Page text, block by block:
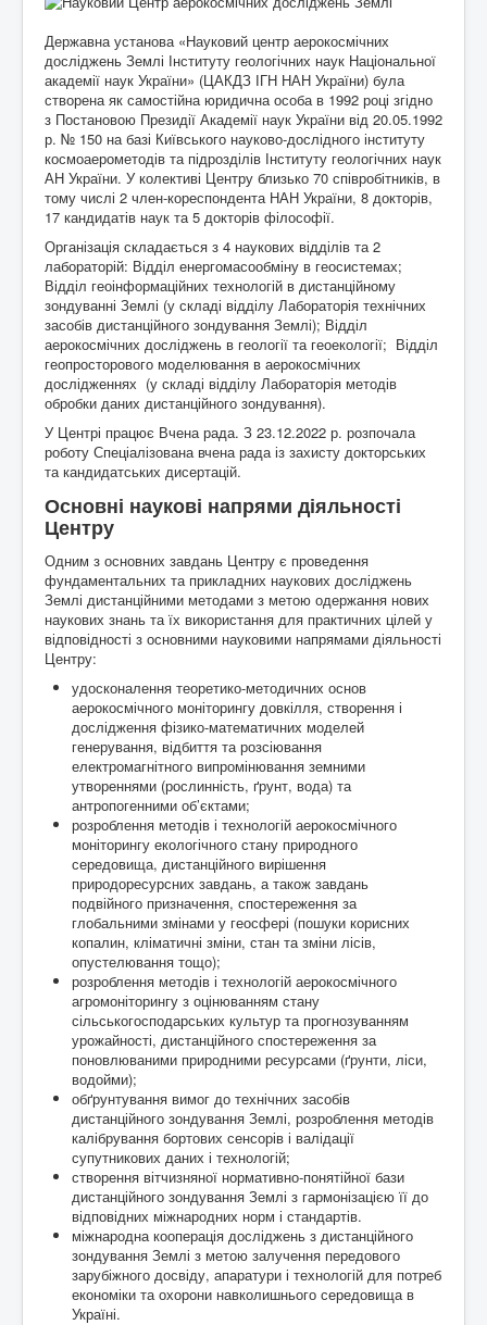
Державна установа «Науковий центр аерокосмічних
досліджень Землі Інституту геологічних наук Національної
академії наук України» (ЦАКДЗ ІГН НАН України) була
створена як самостійна юридична особа в 1992 році згідно
з Постановою Президії Академії наук України від 20.05.1992
р. № 150 на базі Київського науково-дослідного інституту
космоаерометодів та підрозділів Інституту геологічних наук
АН України. У колективі Центру близько 70 співробітників, в
тому числі 2 член-кореспондента НАН України, 8 докторів,
17 кандидатів наук та 5 докторів філософії.
Організація складається з 4 наукових відділів та 2
лабораторій: Відділ енергомасообміну в геосистемах;
Відділ геоінформаційних технологій в дистанційному
зондуванні Землі (у складі відділу Лабораторія технічних
засобів дистанційного зондування Землі); Відділ
аерокосмічних досліджень в геології та геоекології; Відділ
геопросторового моделювання в аерокосмічних
дослідженнях (у складі відділу Лабораторія методів
обробки даних дистанційного зондування).
У Центрі працює Вчена рада. З 23.12.2022 р. розпочала
роботу Спеціалізована вчена рада із захисту докторських
та кандидатських дисертацій.
Основні наукові напрями діяльності
Центру
Одним з основних завдань Центру є проведення
фундаментальних та прикладних наукових досліджень
Землі дистанційними методами з метою одержання нових
наукових знань та їх використання для практичних цілей у
відповідності з основними науковими напрямами діяльності
Центру:
удосконалення теоретико-методичних основ
аерокосмічного моніторингу довкілля, створення і
дослідження фізико-математичних моделей
генерування, відбиття та розсіювання
електромагнітного випромінювання земними
утвореннями (рослинність, ґрунт, вода) та
антропогенними об’єктами;
розроблення методів і технологій аерокосмічного
моніторингу екологічного стану природного
середовища, дистанційного вирішення
природоресурсних завдань, а також завдань
подвійного призначення, спостереження за
глобальними змінами у геосфері (пошуки корисних
копалин, кліматичні зміни, стан та зміни лісів,
опустелювання тощо);
розроблення методів і технологій аерокосмічного
агромоніторингу з оцінюванням стану
сільськогосподарських культур та прогнозуванням
урожайності, дистанційного спостереження за
поновлюваними природними ресурсами (ґрунти, ліси,
водойми);
обґрунтування вимог до технічних засобів
дистанційного зондування Землі, розроблення методів
калібрування бортових сенсорів і валідації
супутникових даних і технологій;
створення вітчизняної нормативно-понятійної бази
дистанційного зондування Землі з гармонізацією її до
відповідних міжнародних норм і стандартів.
міжнародна кооперація досліджень з дистанційного
зондування Землі з метою залучення передового
зарубіжного досвіду, апаратури і технологій для потреб
економіки та охорони навколишнього середовища в
Україні.